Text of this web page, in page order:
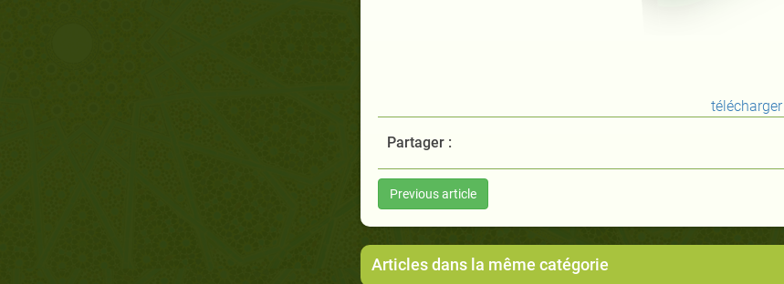
télécharger
Partager :
Previous article
Articles dans la même catégorie